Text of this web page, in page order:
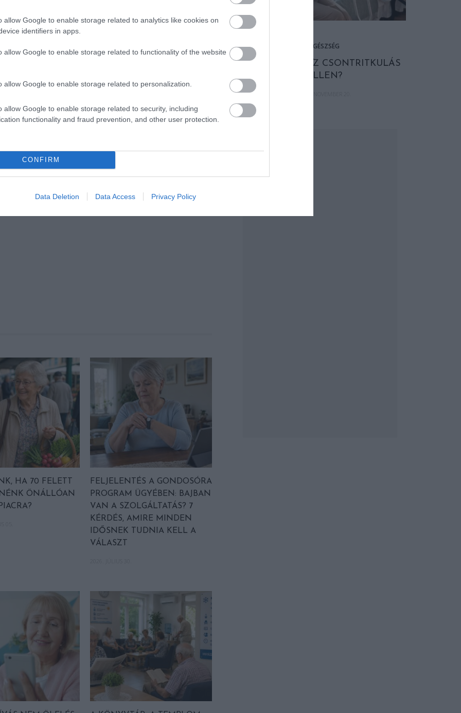
allow Google to enable storage related to analytics like cookies on
identifiers in apps.
allow Google to enable storage related to functionality of the website
allow Google to enable storage related to personalization.
allow Google to enable storage related to security, including
functionality and fraud prevention, and other user protection.
CONFIRM
Data Deletion Data Access Privacy Policy
HA 70 FELETT
ÖNÁLLÓAN
FELJELENTÉS A GONDOSÓRA
PROGRAM ÜGYÉBEN: BAJBAN
VAN A SZOLGÁLTATÁS? 7
KÉRDÉS, AMIRE MINDEN
IDŐSNEK TUDNIA KELL A
VÁLASZT
EGÉSZSÉG
MIT (T)EHETSZ CSONTRITKULÁS
ELLEN?